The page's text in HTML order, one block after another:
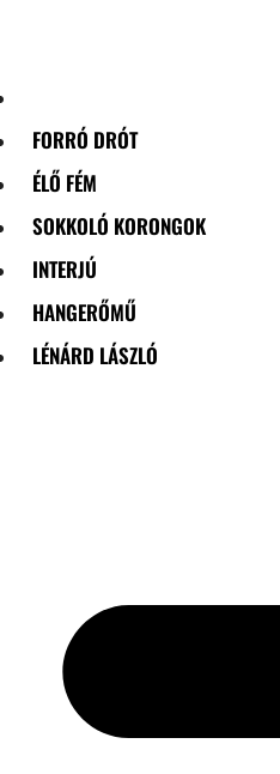
FORRÓ DRÓT
ÉLŐ FÉM
SOKKOLÓ KORONGOK
INTERJÚ
HANGERŐMŰ
LÉNÁRD LÁSZLÓ